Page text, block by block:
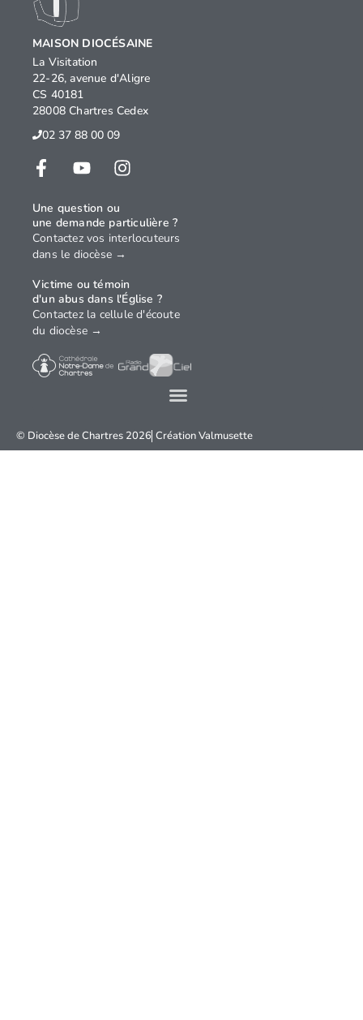
© Diocèse de Chartres 2026 CréationValmusette
MAISON DIOCÉSAINE
La Visitation
22-26, avenue d'Aligre
CS 40181
28008 Chartres Cedex
02 37 88 00 09
Une question ou
une demande particulière ?
Contactez vos interlocuteurs
dans le diocèse →
Victime ou témoin
d'un abus dans l'Église ?
Contactez la cellule d'écoute
du diocèse →